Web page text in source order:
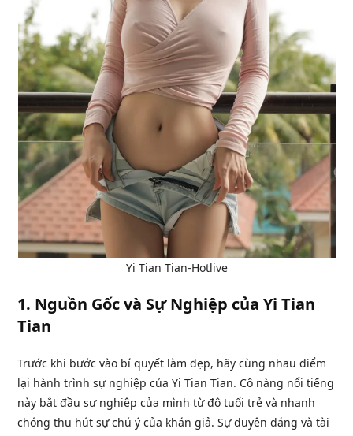
Yi Tian Tian-Hotlive
1. Nguồn Gốc và Sự Nghiệp của Yi Tian
Tian
Trước khi bước vào bí quyết làm đẹp, hãy cùng nhau điểm
lại hành trình sự nghiệp của Yi Tian Tian. Cô nàng nổi tiếng
này bắt đầu sự nghiệp của mình từ độ tuổi trẻ và nhanh
chóng thu hút sự chú ý của khán giả. Sự duyên dáng và tài